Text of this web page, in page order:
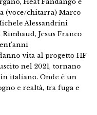
Heat Fandango è
(voce/chitarra) Marco
Alessandrini
Jesus Franco
vita al progetto HF
nel 2021, tornano
italiano. Onde è un
e realtà, tra fuga e